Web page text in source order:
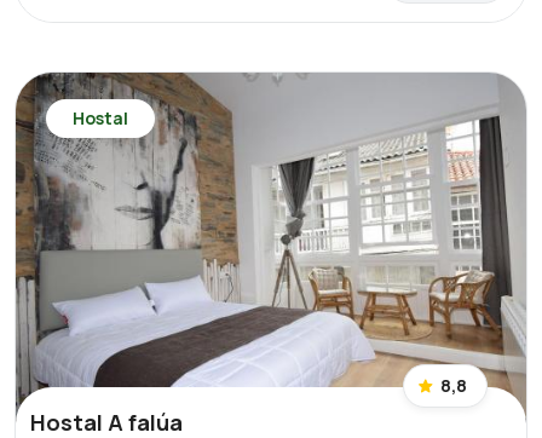
Hostal
8,8
Hostal A falúa